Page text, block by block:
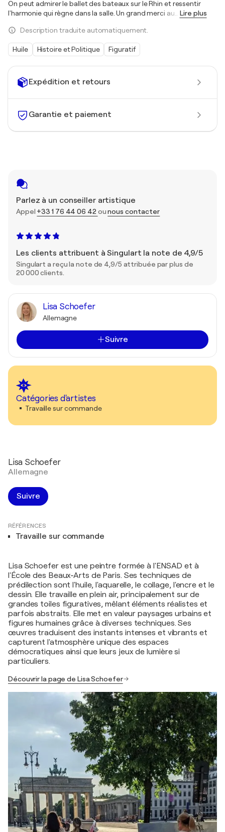
Expédition et retours
Garantie et paiement
Parlez à un conseiller artistique
Appel +33 1 76 44 06 42 ounous contacter
Les clients attribuent à Singulart la note de 4,9/5
Singulart a reçu la note de 4,9/5 attribuée par plus de
20 000 clients.
Lisa Schoefer
Allemagne
Suivre
Catégories d'artistes
Travaille sur commande
On peut admirer le ballet des bateaux sur le Rhin et ressentir
l'harmonie qui règne dans la salle. Un grand merci au
Lire plus
Description traduite automatiquement.
Huile Histoire et Politique Figuratif
Lisa Schoefer
Allemagne
Suivre
RÉFÉRENCES
Travaille sur commande
Lisa Schoefer est une peintre formée à l'ENSAD et à
l'École des Beaux-Arts de Paris. Ses techniques de
prédilection sont l'huile, l'aquarelle, le collage, l'encre et le
dessin. Elle travaille en plein air, principalement sur de
grandes toiles figuratives, mêlant éléments réalistes et
parfois abstraits. Elle met en valeur paysages urbains et
figures humaines grâce à diverses techniques. Ses
œuvres traduisent des instants intenses et vibrants et
capturent l'atmosphère unique des espaces
démocratiques ainsi que leurs jeux de lumière si
particuliers.
Découvrir la page de Lisa Schoefer